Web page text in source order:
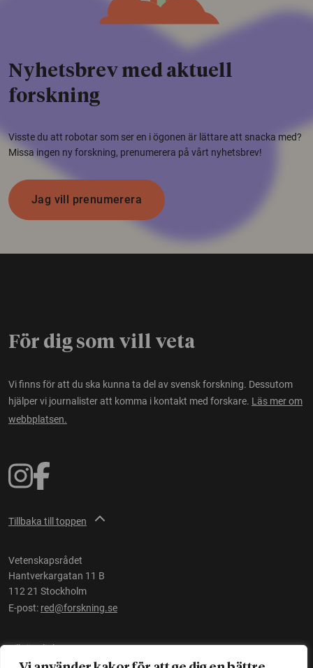
Nyhetsbrev med aktuell
forskning
Visste du att robotar som ser en i ögonen är lättare att snacka med?
Missa ingen ny forskning, prenumerera på vårt nyhetsbrev!
Jag vill prenumerera
För dig som vill veta
Vi finns för att du ska kunna ta del av svensk forskning. Dessutom
hjälper vi journalister att komma i kontakt med forskare. Läs mer om
webbplatsen.
Tillbaka till toppen
Vetenskapsrådet
Hantverkargatan 11 B
112 21 Stockholm
E-post: red@forskning.se
Tillgänglighet